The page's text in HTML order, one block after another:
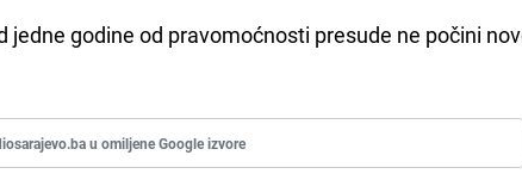
jedne godine od pravomoćnosti presude ne počini
u omiljene Google izvore